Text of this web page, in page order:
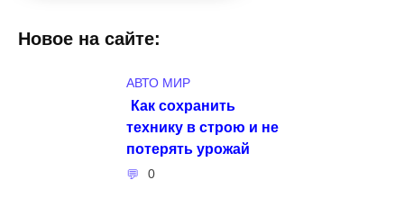
Новое на сайте:
АВТО МИР
Как сохранить
технику в строю и не
потерять урожай
0